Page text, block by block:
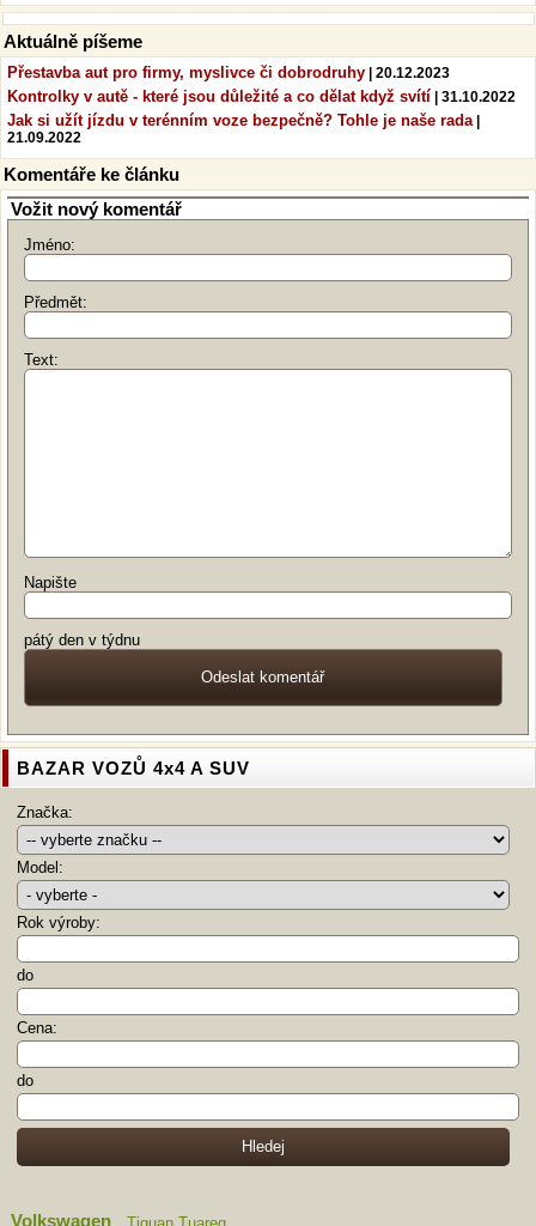
Aktuálně píšeme
Přestavba aut pro firmy, myslivce či dobrodruhy | 20.12.2023
Kontrolky v autě - které jsou důležité a co dělat když svítí | 31.10.2022
Jak si užít jízdu v terénním voze bezpečně? Tohle je naše rada|
21.09.2022
Komentáře ke článku
Vožit nový komentář
Jméno:
Předmět:
Text:
Napište
pátý den v týdnu
BAZAR VOZŮ 4x4 A SUV
Značka:
Model:
Rok výroby:
do
Cena:
do
Volkswagen